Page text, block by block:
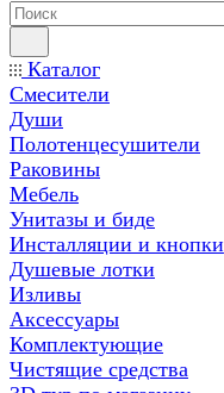
Каталог
Смесители
Души
Полотенцесушители
Раковины
Мебель
Унитазы и биде
Инсталляции и кнопки
Душевые лотки
Изливы
Аксессуары
Комплектующие
Чистящие средства